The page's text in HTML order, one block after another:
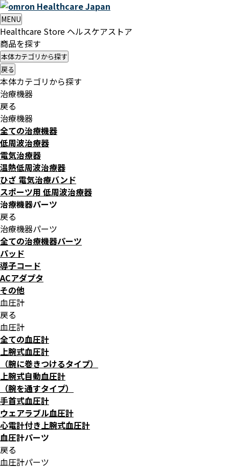
HealthcareJapan
MENU
Healthcare Store ヘルスケアストア
商品を探す
本体カテゴリから探す
戻る
本体カテゴリから探す
治療機器
戻る
治療機器
全ての治療機器
低周波治療器
電気治療器
温熱低周波治療器
ひざ 電気治療バンド
スポーツ用 低周波治療器
治療機器パーツ
戻る
治療機器パーツ
全ての治療機器パーツ
パッド
導子コード
ACアダプタ
その他
血圧計
戻る
血圧計
全ての血圧計
上腕式血圧計
（腕に巻きつけるタイプ）
上腕式自動血圧計
（腕を通すタイプ）
手首式血圧計
ウェアラブル血圧計
心電計付き上腕式血圧計
血圧計パーツ
戻る
血圧計パーツ